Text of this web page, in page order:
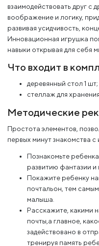
взаимодействовать друг с
воображение и логику,
развивая усидчивость,
Инновационная игрушка
навыки открывая для себя
Что входит в
деревянный стол 1 шт;
стеллаж для
Методические
Простота элементов,
первых минут знакомства с
Познакомьте
развитию фантазии
Покажите ребенку
почтальон, тем
малыша.
Расскажите, какими
почты,а главное,
задействовано в
тренируя память